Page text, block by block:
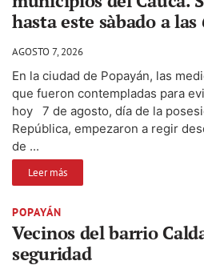
hasta este sàbado a las
AGOSTO 7, 2026
En la ciudad de Popayán, las
que fueron contempladas para
hoy 7 de agosto, día de la
República, empezaron a regir
de ...
Leer más
POPAYÁN
Vecinos del barrio
seguridad